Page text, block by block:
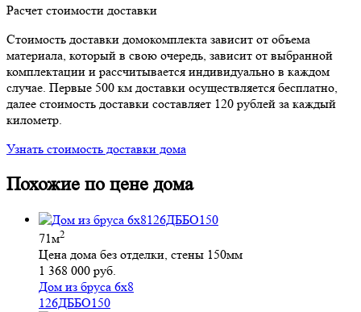
Расчет стоимости доставки
Стоимость доставки домокомплекта зависит от объема
материала, который в свою очередь, зависит от выбранной
комплектации и рассчитывается индивидуально в каждом
случае. Первые 500 км доставки осуществляется бесплатно,
далее стоимость доставки составляет 120 рублей за каждый
километр.
Узнать стоимость доставки дома
Похожие по цене дома
71м2
Цена дома без отделки, стены 150мм
1 368 000 руб.
Дом из бруса 6х8
126ДББО150